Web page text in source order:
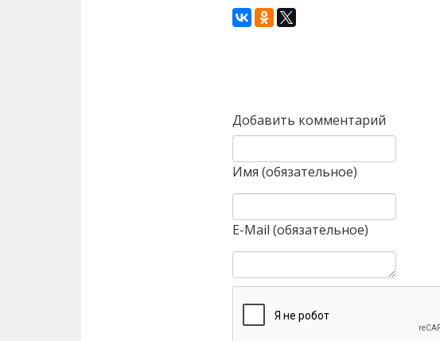
Добавить комментарий
Имя (обязательное)
E-Mail (обязательное)